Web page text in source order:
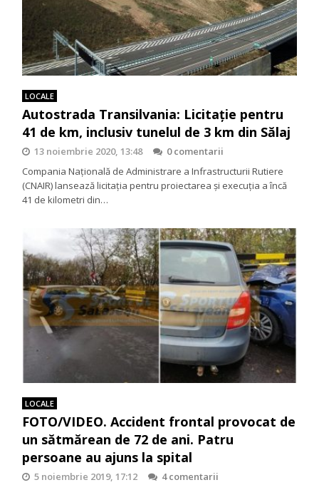
LOCALE
Autostrada Transilvania: Licitație pentru
41 de km, inclusiv tunelul de 3 km din Sălaj
13 noiembrie 2020, 13:48
0 comentarii
Compania Națională de Administrare a Infrastructurii Rutiere
(CNAIR) lansează licitația pentru proiectarea și execuția a încă
41 de kilometri din…
LOCALE
FOTO/VIDEO. Accident frontal provocat de
un sătmărean de 72 de ani. Patru
persoane au ajuns la spital
5 noiembrie 2019, 17:12
4 comentarii